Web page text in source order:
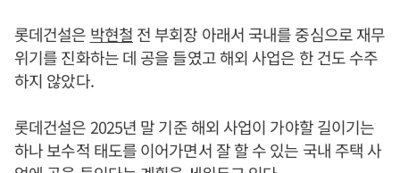
롯데건설은 박현철 전 부회장 아래서 국내를 중심으로 재무
위기를 진화하는 데 공을 들였고 해외 사업은 한 건도 수주
하지 않았다.
롯데건설은 2025년 말 기준 해외 사업이 가야할 길이기는
하나 보수적 태도를 이어가면서 잘 할 수 있는 국내 주택 사